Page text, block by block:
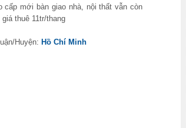
cấp mới bàn giao nhà, nội thất vẫn còn
thuê 11tr/thang
Huyện: Hồ Chí Minh